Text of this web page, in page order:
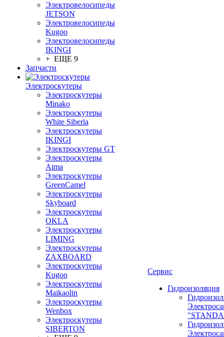
Электровелосипеды
JETSON
Электровелосипеды
Kugoo
Электровелосипеды
IKINGI
+ ЕЩЕ 9
Запчасти
Электроскутеры
Электроскутеры
Minako
Электроскутеры
White Siberia
Электроскутеры
IKINGI
Электроскутеры GT
Электроскутеры
Aima
Электроскутеры
GreenCamel
Электроскутеры
Skyboard
Электроскутеры
OKLA
Электроскутеры
LIMING
Электроскутеры
ZAXBOARD
Электроскутеры
Kugoo
Электроскутеры
Maikaolin
Электроскутеры
Wenbox
Электроскутеры
SIBERTON
Сервис
Гидроизоляция